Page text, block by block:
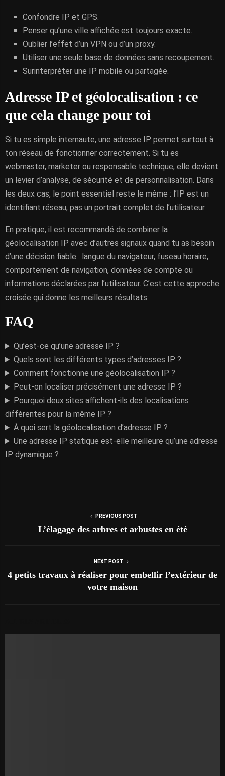
Confondre IP et GPS.
Penser qu’une ville affichée est toujours exacte.
Oublier l’effet d’un VPN ou d’un proxy.
Utiliser une seule base de données sans recoupement.
Surinterpréter une IP mobile ou partagée.
Adresse IP et géolocalisation : ce
que cela change pour toi
Si tu es simple internaute, une adresse IP permet surtout à
ton réseau de fonctionner correctement. Si tu es
webmaster, marketer ou responsable technique, elle devient
un levier d’analyse, de sécurité et de personnalisation. Dans
les deux cas, le point essentiel reste le même : l’IP est un
identifiant réseau, pas un portrait complet de l’utilisateur.
En pratique, il est recommandé de combiner la
géolocalisation IP avec d’autres signaux quand tu as besoin
d’une décision fiable : langue du navigateur, fuseau horaire,
comportement de navigation, données de compte ou
informations déclarées par l’utilisateur. C’est cette approche
croisée qui donne les meilleurs résultats.
FAQ
Qu’est-ce qu’une adresse IP ?
Quels sont les différents types d’adresses IP ?
Comment fonctionne une géolocalisation IP ?
Peut-on localiser précisément une adresse IP ?
Pourquoi deux sites affichent-ils des localisations
différentes pour la même IP ?
À quoi sert la géolocalisation d’adresse IP ?
Une adresse IP statique est-elle meilleure qu’une adresse
IP dynamique ?
PREVIOUS POST
L’élagage des arbres et arbustes en été
NEXT POST
4 petits travaux à réaliser pour embellir l’extérieur de
votre maison